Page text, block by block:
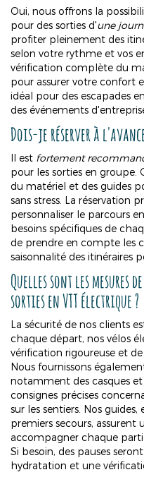
Oui, nous offrons la
pour des sorties d'une
profiter pleinement des
selon votre rythme et vos
vérification complète du
pour assurer votre confort
idéal pour des escapades
des événements
Dois-je réserver à
Il est fortement
pour les sorties en groupe.
du matériel et des guides
sans stress. La réservation
personnaliser le parcours
besoins spécifiques de
de prendre en compte les
saisonnalité des itinéraires
Quelles sont les mesures
sorties en VTT électrique ?
La sécurité de nos clients
chaque départ, nos vélos
vérification rigoureuse et
Nous fournissons
notamment des casques et
consignes précises
sur les sentiers. Nos
premiers secours,
accompagner chaque
Si besoin, des pauses
hydratation et une